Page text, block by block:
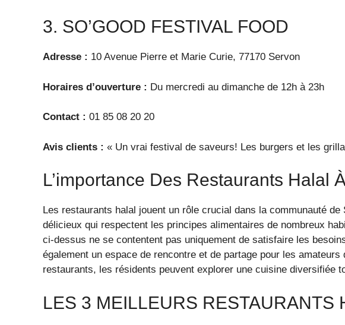
3. SO’GOOD FESTIVAL FOOD
Adresse : 10 Avenue Pierre et Marie Curie, 77170 Servon
Horaires d’ouverture : Du mercredi au dimanche de 12h à 23h
Contact : 01 85 08 20 20
Avis clients : « Un vrai festival de saveurs! Les burgers et les
L’importance Des Restaurants Halal
Les restaurants halal jouent un rôle crucial dans la communauté
délicieux qui respectent les principes alimentaires de nombreux
ci-dessus ne se contentent pas uniquement de satisfaire les
également un espace de rencontre et de partage pour les
restaurants, les résidents peuvent explorer une cuisine diversifiée
LES 3 MEILLEURS RESTAURANTS